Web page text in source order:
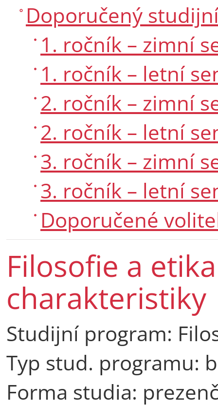
Doporučený
1. ročník – zimní
1. ročník – letní
2. ročník – zimní
2. ročník – letní
3. ročník – zimní
3. ročník – letní
Doporučené
Filosofie a
charakteristiky
Studijní program:
Typ stud. programu:
Forma studia: